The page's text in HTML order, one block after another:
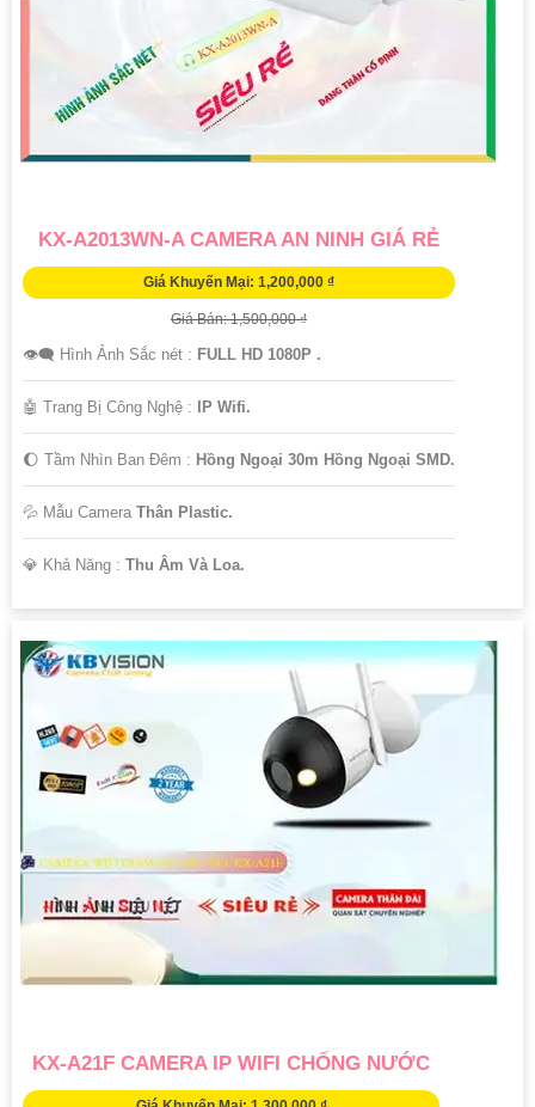
KX-A2013WN-A CAMERA AN NINH GIÁ RẺ
Giá Khuyến Mại: 1,200,000 ₫
Giá Bán: 1,500,000 ₫
👁️‍🗨 Hình Ảnh Sắc nét : FULL HD 1080P .
🤖️ Trang Bị Công Nghệ : IP Wifi.
🌔 Tầm Nhìn Ban Đêm : Hồng Ngoại 30m Hồng Ngoại SMD.
💦 Mẫu Camera Thân Plastic.
️💎 Khả Năng : Thu Âm Và Loa.
KX-A21F CAMERA IP WIFI CHỐNG NƯỚC